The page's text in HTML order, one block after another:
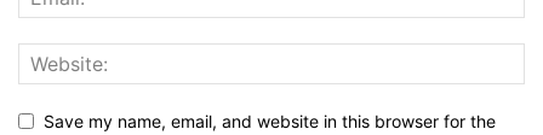
Save my name, email, and website in this browser for the